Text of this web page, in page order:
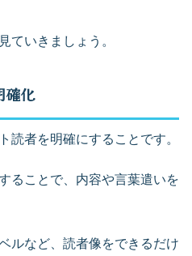
ていきましょう。
確化
読者を明確にすることです。
ることで、内容や言葉遣いを
ルなど、読者像をできるだけ